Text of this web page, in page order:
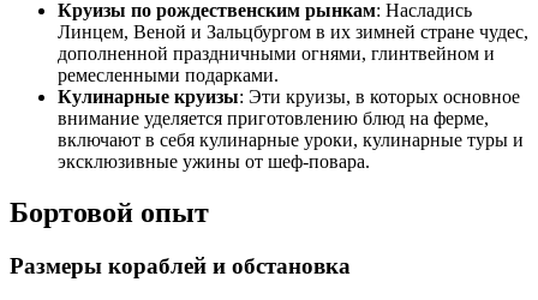
Круизы по рождественским рынкам: Насладись
Линцем, Веной и Зальцбургом в их зимней стране чудес,
дополненной праздничными огнями, глинтвейном и
ремесленными подарками.
Кулинарные круизы: Эти круизы, в которых основное
внимание уделяется приготовлению блюд на ферме,
включают в себя кулинарные уроки, кулинарные туры и
эксклюзивные ужины от шеф-повара.
Бортовой опыт
Размеры кораблей и обстановка